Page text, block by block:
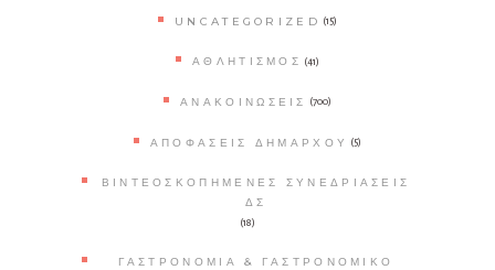
UNCATEGORIZED (15)
ΑΘΛΗΤΙΣΜΌΣ (41)
ΑΝΑΚΟΙΝΏΣΕΙΣ (700)
ΑΠΟΦΆΣΕΙΣ ΔΗΜΆΡΧΟΥ (5)
ΒΙΝΤΕΟΣΚΟΠΗΜΈΝΕΣ ΣΥΝΕΔΡΙΆΣΕΙΣ
ΔΣ
(18)
ΓΑΣΤΡΟΝΟΜΊΑ & ΓΑΣΤΡΟΝΟΜΙΚΌ